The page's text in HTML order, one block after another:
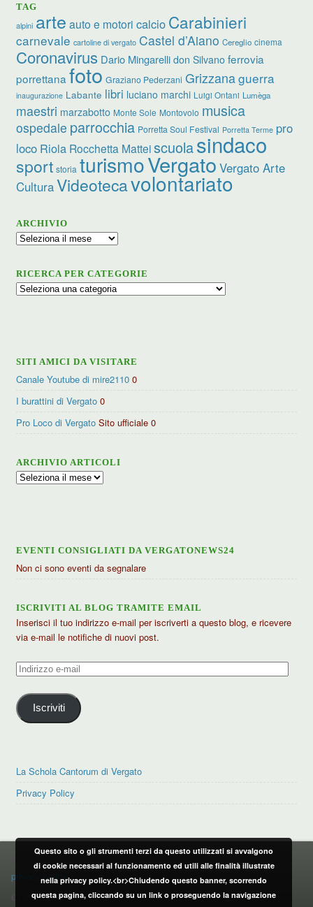
TAG
alpini arte auto e motori calcio Carabinieri
carnevale cartoline di vergato Castel d’Aiano Cereglio cinema
Coronavirus Dario Mingarelli don Silvano ferrovia
porrettana foto Graziano Pederzani Grizzanaguerra
inaugurazione Labante libri luciano marchi Luigi Ontani Lumèga
maestri marzabotto Monte Sole Montovolo musica
ospedale parrocchia Porretta Soul Festival Porretta Terme pro
loco Riola Rocchetta Matteiscuolasindaco
sport storia turismoVergato Vergato Arte
CulturaVideotecavolontariato
ARCHIVIO
Archivio
RICERCA PER CATEGORIE
Ricerca
SITI AMICI DA VISITARE
Canale Youtube di mire2110 0
I burattini di Vergato 0
Pro Loco di Vergato Sito ufficiale 0
ARCHIVIO ARTICOLI
Archivio
EVENTI CONSIGLIATI DA VERGATONEWS24
Non ci sono eventi da segnalare
ISCRIVITI AL BLOG TRAMITE EMAIL
Inserisci il tuo indirizzo e-mail per iscriverti a questo blog, e ricevere
via e-mail le notifiche di nuovi post.
Indirizzo
mail
Iscriviti
La Schola Cantorum di Vergato
Privacy Policy
PRIVACY POLICY
privacy policy
CONTATTI:
Questo sito o gli strumenti terzi da questo utilizzati si avvalgono
di cookie necessari al funzionamento ed utili alle finalità illustrate
nella privacy policy.<br>Chiudendo questo banner, scorrendo
questa pagina, cliccando su un link o proseguendo la navigazione